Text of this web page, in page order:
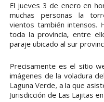
El jueves 3 de enero en
muchas personas la
vientos también intensos.
toda la provincia, entre
paraje ubicado al sur
Precisamente es el sitio
imágenes de la voladura
Laguna Verde, a la que
Jurisdicción de Las Lajitas